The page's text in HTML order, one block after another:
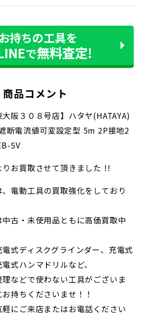
お持ちの工具を
で無料査定!
商品コメント
大阪３０８号店】ハタヤ(HATAYA)
断電流値可変設定型 5m 2P接地2
5V
お買取させて頂きました !!
電動工具の買取強化をしており
古・未使用品ともに高価買取中
式ディスクグラインダー、充電式
式ハンマドリルなど、
などで使わない工具がございま
持ちくださいませ！！
にご来店またはお電話ください